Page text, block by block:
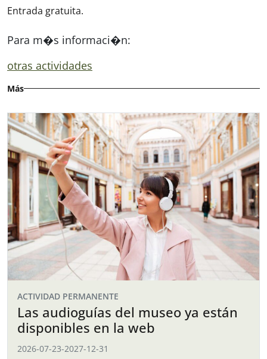
Entrada gratuita.
Para m�s informaci�n:
otras actividades
Más
ACTIVIDAD PERMANENTE
Las audioguías del museo ya están
disponibles en la web
2026-07-23-2027-12-31